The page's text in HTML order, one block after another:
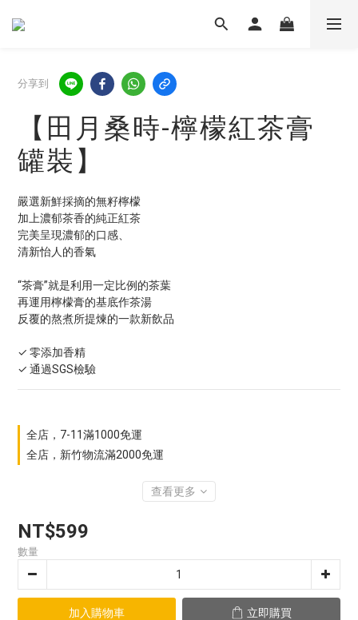
分享到
【田月桑時-檸檬紅茶膏
罐裝】
嚴選新鮮採摘的無籽檸檬
加上濃郁茶香的純正紅茶
完美呈現濃郁的口感、
清新怡人的香氣
“茶膏”就是利用一定比例的茶葉
再運用檸檬膏的基底作茶湯
反覆的熬煮所提煉的一款新飲品
✓ 零添加香精
✓ 通過SGS檢驗
全店，7-11滿1000免運
全店，新竹物流滿2000免運
查看更多
NT$599
數量
加入購物車 立即購買